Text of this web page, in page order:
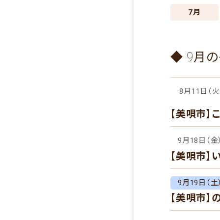
7月
◆ 9月の
8月11日（
【美唄市】
9月18日（
【美唄市
9月19日（
【美唄市